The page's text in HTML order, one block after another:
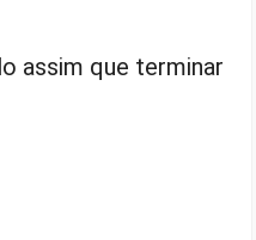
assim que terminar